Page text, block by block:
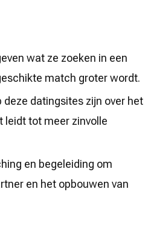
wat ze zoeken in een
match groter wordt.
datingsites zijn over het
leidt tot meer zinvolle
en begeleiding om
en het opbouwen van